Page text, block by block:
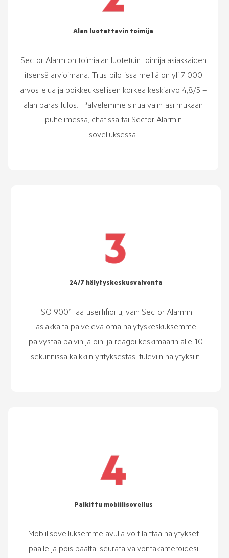
Alan luotettavin toimija
Sector Alarm on toimialan luotetuin toimija asiakkaiden
itsensä arvioimana. Trustpilotissa meillä on yli 7 000
arvostelua ja poikkeuksellisen korkea keskiarvo 4,8/5 –
alan paras tulos. Palvelemme sinua valintasi mukaan
puhelimessa, chatissa tai Sector Alarmin
sovelluksessa.
24/7 hälytyskeskusvalvonta
ISO 9001 laatusertifioitu, vain Sector Alarmin
asiakkaita palveleva oma hälytyskeskuksemme
päivystää päivin ja öin, ja reagoi keskimäärin alle 10
sekunnissa kaikkiin yrityksestäsi tuleviin hälytyksiin.
Palkittu mobiilisovellus
Mobiilisovelluksemme avulla voit laittaa hälytykset
päälle ja pois päältä, seurata valvontakameroidesi